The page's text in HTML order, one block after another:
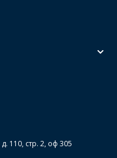
110, стр. 2, оф 305